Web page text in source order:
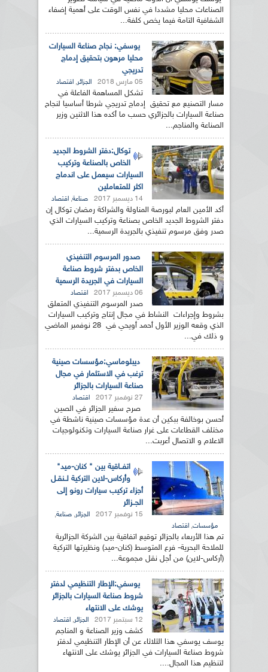
الصناعات محليا مشددا في نفس الوقت على أهمية إضفاء
الشفافية التامة فيما يخص كلفة...
يوسفي: نجاح صناعة السيارات
محليا مرهون بتحقيق إدماج
تدريجي
05 مارس 2018 الجزائر, اقتصاد
تشكل المساهمة الفاعلة في
مسار التصنيع مع تحقيق إدماج تدريجي شرطا أساسيا لنجاح
صناعة السيارات بالجزائري حسب ما أكده هذا الاثنين وزير
الصناعة والمناجم...
توكال:دفتر الشروط الجديد
الخاص بالصناعة وتركيب
السيارات سيعمل على اندماج
اكثر للمتعاملين
14 ديسمبر 2017 صناعة, اقتصاد
أكد الأمين العام لبورصة المناولة والشراكة رمضان توكال إن
دفتر الشروط الجديد الخاص بصناعة وتركيب السيارات الذي
صدر وفق مرسوم تنفيذي بالجريدة الرسمية...
صدور المرسوم التنفيذي
الخاص بدفتر شروط صناعة
السيارات في الجريدة الرسمية
06 ديسمبر 2017 اقتصاد
صدر المرسوم التنفيذي المتعلق
بشروط وإجراءات النشاط في مجال إنتاج وتركيب السيارات
الذي وقعه الوزير الأول أحمد أويحي في 28 نوفمبر الماضي
و ذلك في...
ديبلوماسي:مؤسسات صينية
ترغب في الاستثمار في مجال
صناعة السيارات بالجزائر
27 نوفمبر 2017 اقتصاد
صرح سفير الجزائر في الصين
أحسن بوخالفة ببكين أن عدة مؤسسات صينية ناشطة في
مختلف القطاعات على غرار صناعة السيارات وتكنولوجيات
الاعلام و الاتصال أعربت...
اتفــاقية بين " كنان-ميد"
وأركاس-لاين التركية لــنقـل
أجزاء تركيب سيارات رونو إلى
الجــزائر
15 نوفمبر 2017 الجزائر, صناعة,
مؤسسات, اقتصاد
تم هذا الأربعاء بالجزائر توقيع اتفاقية بين الشركة الجزائرية
للملاحة البحرية- فرع المتوسط (كنان-ميد) ونظيرتها التركية
(أركاس-لاين) من أجل نقل مجموعة...
يوسفي:الإطار التنظيمي لدفتر
شروط صناعة السيارات بالجزائر
يوشك على الانتهاء
12 سبتمبر 2017 الجزائر, اقتصاد
كشف وزير الصناعة و المناجم
يوسف يوسفي هذا الثلاثاء عن أن الإطار التنظيمي لدفتر
شروط صناعة السيارات في الجزائر يوشك على الانتهاء
لتنظيم هذا المجال....